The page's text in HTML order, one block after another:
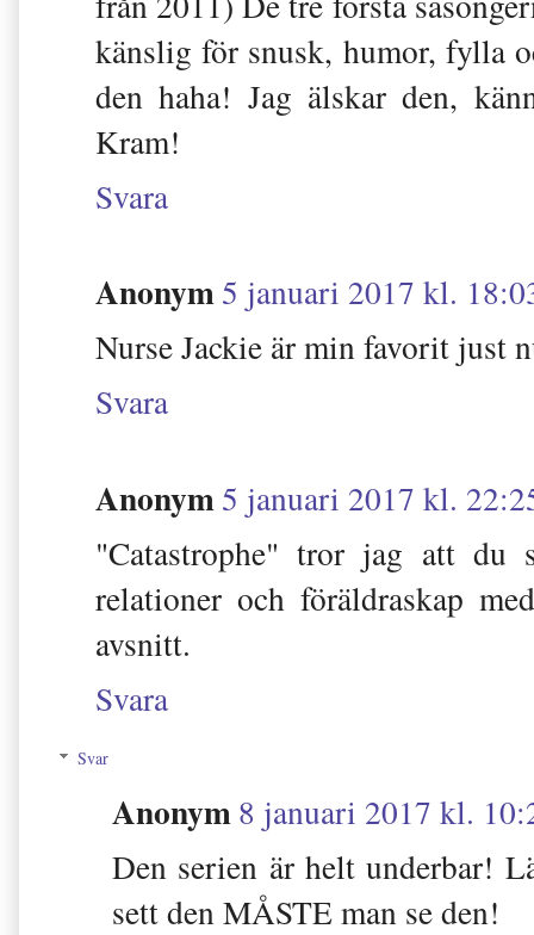
känslig för snusk, humor, fylla
den haha! Jag älskar den,
Kram!
Svara
Anonym5 januari 2017 kl.
Nurse Jackie är min favorit just
Svara
Anonym5 januari 2017 kl.
"Catastrophe" tror jag att
relationer och föräldraskap
avsnitt.
Svara
Svar
Anonym8 januari 2017 kl.
Den serien är helt underbar!
sett den MÅSTE man se den!